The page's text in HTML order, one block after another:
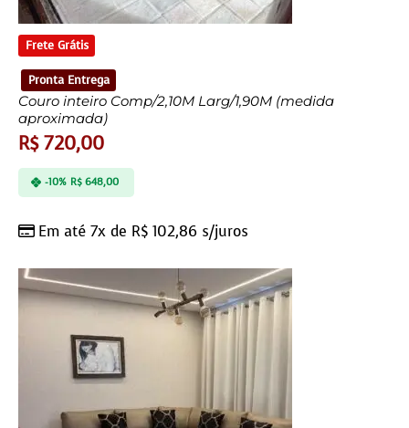
Frete Grátis
Pronta Entrega
Couro inteiro Comp/2,10M Larg/1,90M (medida
aproximada)
R$720,00
Em até 7x de R$ 102,86 s/juros
-10% R$648,00